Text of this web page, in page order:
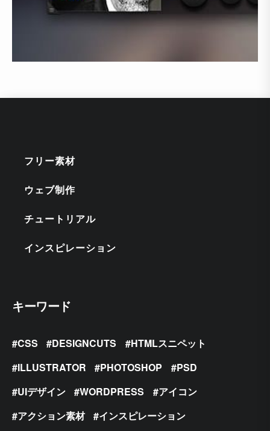
フリー素材
ウェブ制作
チュートリアル
インスピレーション
キーワード
CSS DESIGNCUTS
HTMLスニペット
ILLUSTRATOR
PHOTOSHOP
PSD
UIデザイン
WORDPRESS
アイコン
アクション素材
インスピレーション